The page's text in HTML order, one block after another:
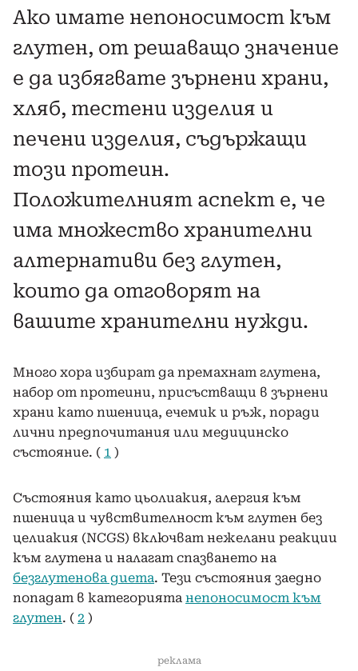
Ако имате непоносимост към
глутен, от решаващо значение
е да избягвате зърнени храни,
хляб, тестени изделия и
печени изделия, съдържащи
този протеин.
Положителният аспект е, че
има множество хранителни
алтернативи без глутен,
които да отговорят на
вашите хранителни нужди.
Много хора избират да премахнат глутена,
набор от протеини, присъстващи в зърнени
храни като пшеница, ечемик и ръж, поради
лични предпочитания или медицинско
състояние. ( 1 )
Състояния като цьолиакия, алергия към
пшеница и чувствителност към глутен без
целиакия (NCGS) включват нежелани реакции
към глутена и налагат спазването на
безглутенова диета. Тези състояния заедно
попадат в категорията непоносимост към
глутен. ( 2 )
реклама